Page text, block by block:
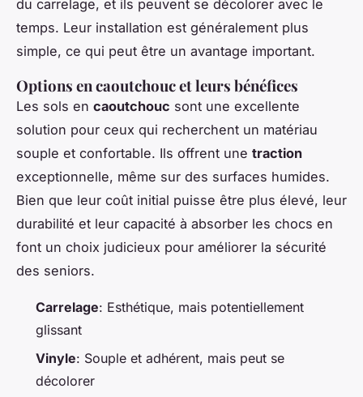
du carrelage, et ils peuvent se décolorer avec le
temps. Leur installation est généralement plus
simple, ce qui peut être un avantage important.
Options en caoutchouc et leurs bénéfices
Les sols en caoutchouc sont une excellente
solution pour ceux qui recherchent un matériau
souple et confortable. Ils offrent une traction
exceptionnelle, même sur des surfaces humides.
Bien que leur coût initial puisse être plus élevé, leur
durabilité et leur capacité à absorber les chocs en
font un choix judicieux pour améliorer la sécurité
des seniors.
Carrelage: Esthétique, mais potentiellement
glissant
Vinyle: Souple et adhérent, mais peut se
décolorer